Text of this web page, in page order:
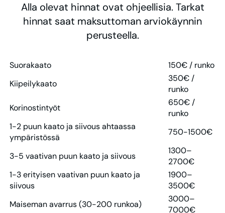
Alla olevat hinnat ovat ohjeellisia. Tarkat
hinnat saat maksuttoman arviokäynnin
perusteella.
Suorakaato
150€ / runko
Kiipeilykaato
350€ /
runko
Korinostintyöt
650€ /
runko
1-2 puun kaato ja siivous ahtaassa
ympäristössä
750-1500€
3-5 vaativan puun kaato ja siivous
1300–
2700€
1-3 erityisen vaativan puun kaato ja
siivous
1900–
3500€
Maiseman avarrus (30-200 runkoa)
3000–
7000€